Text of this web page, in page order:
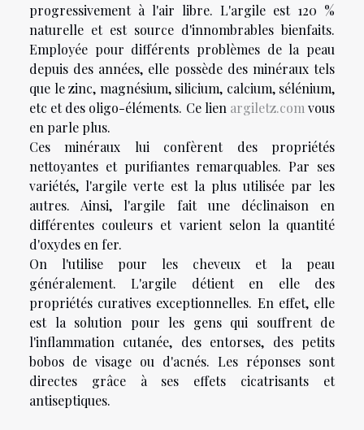
progressivement à l'air libre. L'argile est 120 %
naturelle et est source d'innombrables bienfaits.
Employée pour différents problèmes de la peau
depuis des années, elle possède des minéraux tels
que le zinc, magnésium, silicium, calcium, sélénium,
etc et des oligo-éléments. Ce lien argiletz.com vous
en parle plus.
Ces minéraux lui confèrent des propriétés
nettoyantes et purifiantes remarquables. Par ses
variétés, l'argile verte est la plus utilisée par les
autres. Ainsi, l'argile fait une déclinaison en
différentes couleurs et varient selon la quantité
d'oxydes en fer.
On l'utilise pour les cheveux et la peau
généralement. L'argile détient en elle des
propriétés curatives exceptionnelles. En effet, elle
est la solution pour les gens qui souffrent de
l'inflammation cutanée, des entorses, des petits
bobos de visage ou d'acnés. Les réponses sont
directes grâce à ses effets cicatrisants et
antiseptiques.